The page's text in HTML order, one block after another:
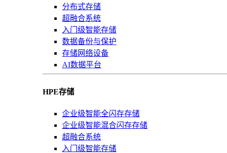
分布式存储
超融合系统
入门级智能存储
数据备份与保护
存储网络设备
AI数据平台
HPE存储
企业级智能全闪存存储
企业级智能混合闪存存储
超融合系统
入门级智能存储